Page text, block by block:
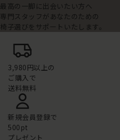
最高の一脚に出会いたい方へ
専門スタッフがあなたのための
椅子選びをサポートいたします。
3,980円以上の
ご購入で
送料無料
新規会員登録で
500pt
プレゼント